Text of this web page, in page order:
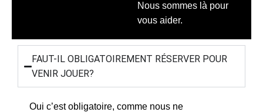
Nous sommes là pour
vous aider.
FAUT-IL OBLIGATOIREMENT RÉSERVER POUR
VENIR JOUER?
Oui c’est obligatoire, comme nous ne